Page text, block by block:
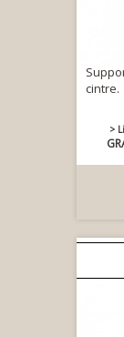
cintre.
>